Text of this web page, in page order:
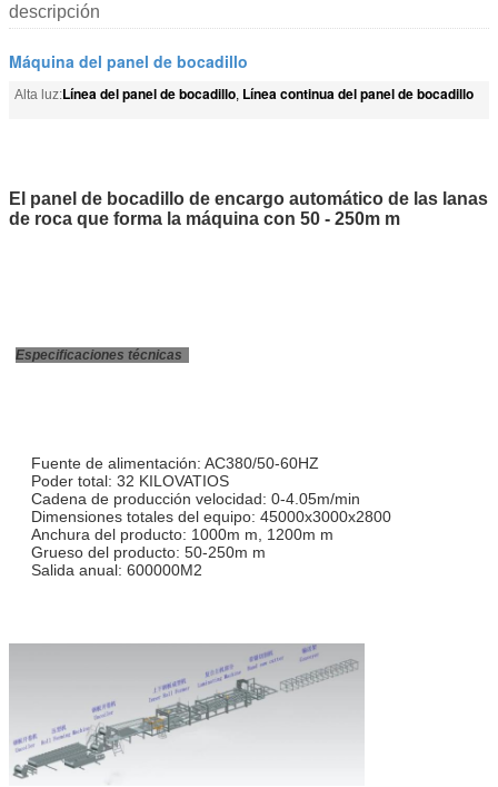
descripción
Máquina del panel de bocadillo
Alta luz:Línea del panel de bocadillo, Línea continua del panel de bocadillo
El panel de bocadillo de encargo automático de las lanas
de roca que forma la máquina con 50 - 250m m
Especificaciones técnicas
Fuente de alimentación: AC380/50-60HZ
Poder total: 32 KILOVATIOS
Cadena de producción velocidad: 0-4.05m/min
Dimensiones totales del equipo: 45000x3000x2800
Anchura del producto: 1000m m, 1200m m
Grueso del producto: 50-250m m
Salida anual: 600000M2